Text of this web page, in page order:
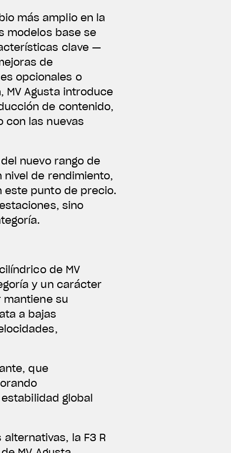
más amplio en la
modelos base se
clave —
de
opcionales o
Agusta introduce
de contenido,
con las nuevas
nuevo rango de
de rendimiento,
este punto de precio.
sino
de MV
y un carácter
mantiene su
a bajas
que
global
la F3 R